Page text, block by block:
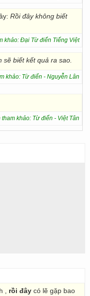
Rồi đây không biết
khảo: Đại Từ điển Tiếng Việt
sẽ biết kết quả ra sao.
khảo: Từ điển - Nguyễn Lân
tham khảo: Từ điển - Việt Tân
, rồi đây có lẽ gặp bao